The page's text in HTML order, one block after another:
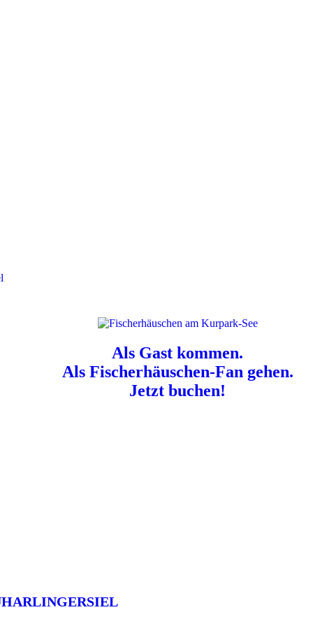
Als Gast kommen.
Als Fischerhäuschen-Fan gehen.
Jetzt buchen!